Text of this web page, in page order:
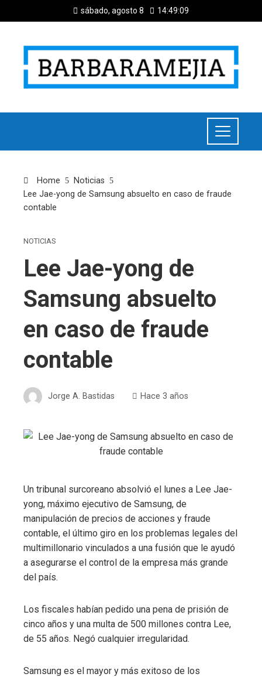
sábado, agosto 8 14:49:10
Home
Noticias
Lee Jae-yong de Samsung absuelto en caso de fraude
contable
NOTICIAS
Lee Jae-yong de
Samsung absuelto
en caso de fraude
contable
Jorge A. Bastidas Hace 3 años
Un tribunal surcoreano absolvió el lunes a Lee Jae-
yong, máximo ejecutivo de Samsung, de
manipulación de precios de acciones y fraude
contable, el último giro en los problemas legales del
multimillonario vinculados a una fusión que le ayudó
a asegurarse el control de la empresa más grande
del país.
Los fiscales habían pedido una pena de prisión de
cinco años y una multa de 500 millones contra Lee,
de 55 años. Negó cualquier irregularidad.
Samsung es el mayor y más exitoso de los